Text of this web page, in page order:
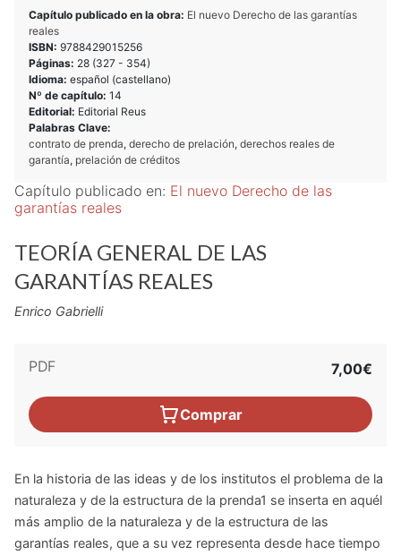
Capítulo publicado en la obra: El nuevo Derecho de las garantías
reales
ISBN: 9788429015256
Páginas: 28 (327 - 354)
Idioma: español (castellano)
Nº de capítulo: 14
Editorial: Editorial Reus
Palabras Clave:
contrato de prenda, derecho de prelación, derechos reales de
garantía, prelación de créditos
Capítulo publicado en: El nuevo Derecho de las
garantías reales
TEORÍA GENERAL DE LAS
GARANTÍAS REALES
Enrico Gabrielli
PDF 7,00€
Comprar
En la historia de las ideas y de los institutos el problema de la
naturaleza y de la estructura de la prenda1 se inserta en aquél
más amplio de la naturaleza y de la estructura de las
garantías reales, que a su vez representa desde hace tiempo